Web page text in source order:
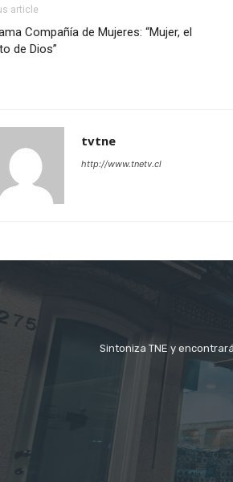
article
Compañía de Mujeres: “Mujer, el
de Dios”
tvtne
http://www.tnetv.cl
Sintoniza TNE y